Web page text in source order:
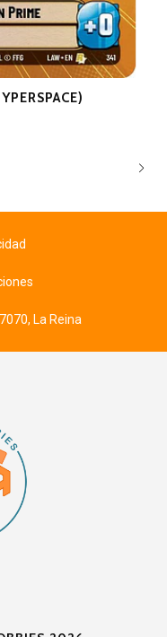
La Reina